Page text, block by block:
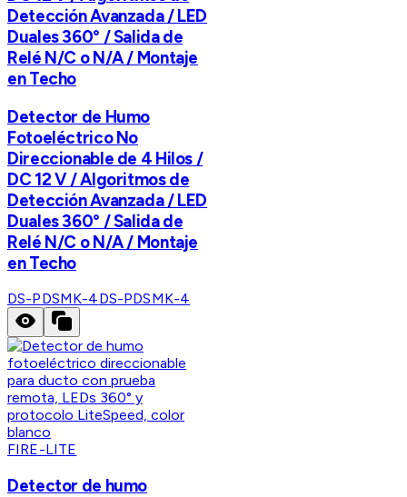
Detección Avanzada / LED
Duales 360° / Salida de
Relé N/C o N/A / Montaje
en Techo
Detector de Humo
Fotoeléctrico No
Direccionable de 4 Hilos /
DC 12 V / Algoritmos de
Detección Avanzada / LED
Duales 360° / Salida de
Relé N/C o N/A / Montaje
en Techo
DS-PDSMK-4DS-PDSMK-4
FIRE-LITE
Detector de humo